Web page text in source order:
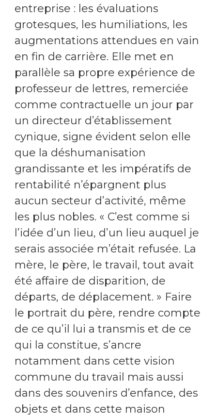
entreprise : les évaluations
grotesques, les humiliations, les
augmentations attendues en vain
en fin de carrière. Elle met en
parallèle sa propre expérience de
professeur de lettres, remerciée
comme contractuelle un jour par
un directeur d’établissement
cynique, signe évident selon elle
que la déshumanisation
grandissante et les impératifs de
rentabilité n’épargnent plus
aucun secteur d’activité, même
les plus nobles. « C’est comme si
l’idée d’un lieu, d’un lieu auquel je
serais associée m’était refusée. La
mère, le père, le travail, tout avait
été affaire de disparition, de
départs, de déplacement. » Faire
le portrait du père, rendre compte
de ce qu’il lui a transmis et de ce
qui la constitue, s’ancre
notamment dans cette vision
commune du travail mais aussi
dans des souvenirs d’enfance, des
objets et dans cette maison